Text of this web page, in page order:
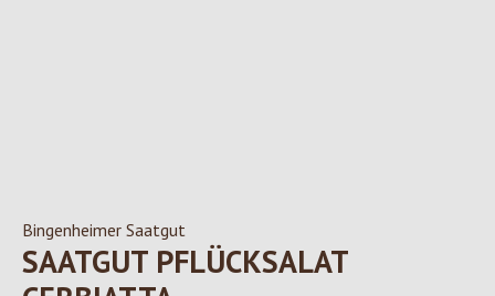
Bingenheimer Saatgut
SAATGUT PFLÜCKSALAT